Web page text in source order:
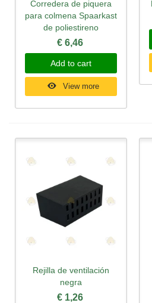
Corredera de piquera
para colmena Spaarkast
de poliestireno
€ 6,46
Add to cart
View more
Rejilla de ventilación
negra
€ 1,26